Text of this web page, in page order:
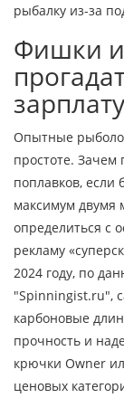
рыбалку из-за
Фишки и
Опытные
простоте. Зачем
поплавков, если
максимум двумя
определиться с
рекламу
2024 году, по
"Spinningist.ru",
карбоновые
прочность и
крючки Owner
ценовых